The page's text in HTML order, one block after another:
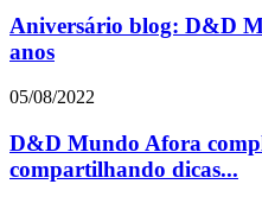
Aniversário blog: D&D
anos
05/08/2022
D&D Mundo Afora
compartilhando dicas...